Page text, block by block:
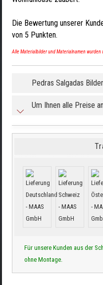
Die Bewertung unserer
von 5 Punkten.
Alle Materialbilder und Materialnamen
Pedras Salgadas
Um Ihnen alle Preise
Für unsere Kunden aus der
ohne Montage.